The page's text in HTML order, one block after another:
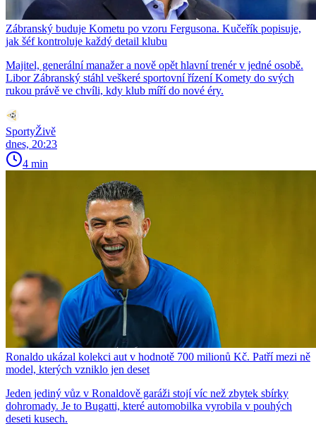
Zábranský buduje Kometu po vzoru Fergusona. Kučeřík popisuje,
jak šéf kontroluje každý detail klubu
Majitel, generální manažer a nově opět hlavní trenér v jedné osobě.
Libor Zábranský stáhl veškeré sportovní řízení Komety do svých
rukou právě ve chvíli, kdy klub míří do nové éry.
SportyŽivě
dnes, 20:23
4 min
Ronaldo ukázal kolekci aut v hodnotě 700 milionů Kč. Patří mezi ně
model, kterých vzniklo jen deset
Jeden jediný vůz v Ronaldově garáži stojí víc než zbytek sbírky
dohromady. Je to Bugatti, které automobilka vyrobila v pouhých
deseti kusech.